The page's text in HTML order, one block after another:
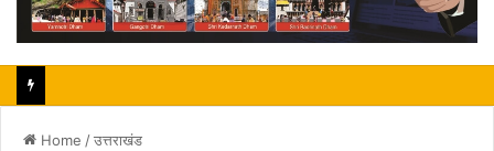
Home /उत्तराखंड